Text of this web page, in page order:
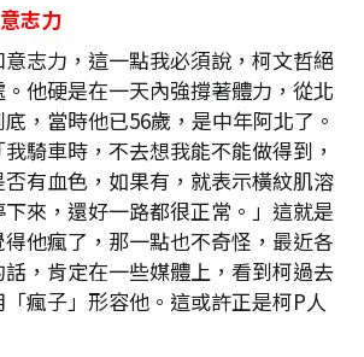
志力
志力，這一點我必須說，柯文哲絕
他硬是在一天內強撐著體力，從北
，當時他已56歲，是中年阿北了。
騎車時，不去想我能不能做得到，
有血色，如果有，就表示橫紋肌溶
來，還好一路都很正常。」這就是
他瘋了，那一點也不奇怪，最近各
，肯定在一些媒體上，看到柯過去
瘋子」形容他。這或許正是柯P人